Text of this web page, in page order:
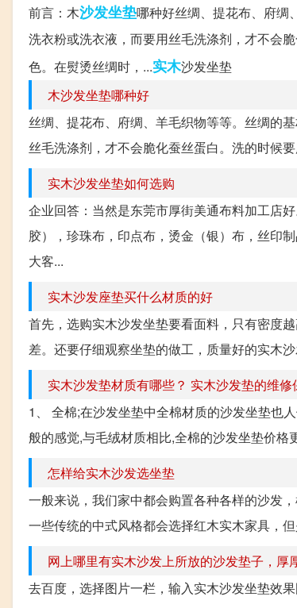
前言：木沙发坐垫哪种好丝绸、提花布、府绸
洗衣粉或洗衣液，而要用丝毛洗涤剂，才不会
色。在熨烫丝绸时，...实木沙发坐垫
木沙发坐垫哪种好
丝绸、提花布、府绸、羊毛织物等等。丝绸的
丝毛洗涤剂，才不会脆化蚕丝蛋白。洗的时候
实木沙发坐垫如何选购
企业回答：当然是东莞市厚街美通布料加工店
胶），珍珠布，印点布，烫金（银）布，丝印
大客...
实木沙发座垫买什么材质的好
首先，选购实木沙发坐垫要看面料，只有密度
差。还要仔细观察坐垫的做工，质量好的实木
实木沙发垫材质有哪些？ 实木沙发垫的维修
1、 全棉;在沙发坐垫中全棉材质的沙发坐垫也
般的感觉,与毛绒材质相比,全棉的沙发坐垫价
怎样给实木沙发选坐垫
一般来说，我们家中都会购置各种各样的沙发
一些传统的中式风格都会选择红木实木家具，
网上哪里有实木沙发上所放的沙发垫子，厚
去百度，选择图片一栏，输入实木沙发坐垫效